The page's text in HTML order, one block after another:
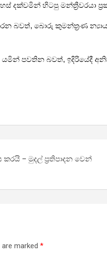
දක්වමින් හිටපු මන්ත්‍රීවරයා
කරන බවත්, බොරු කුමන්ත්‍රණ
පවතින බවත්, ඉදිරියේදී
– මුදල් ප්‍රතිපාදන වෙන්
marked *